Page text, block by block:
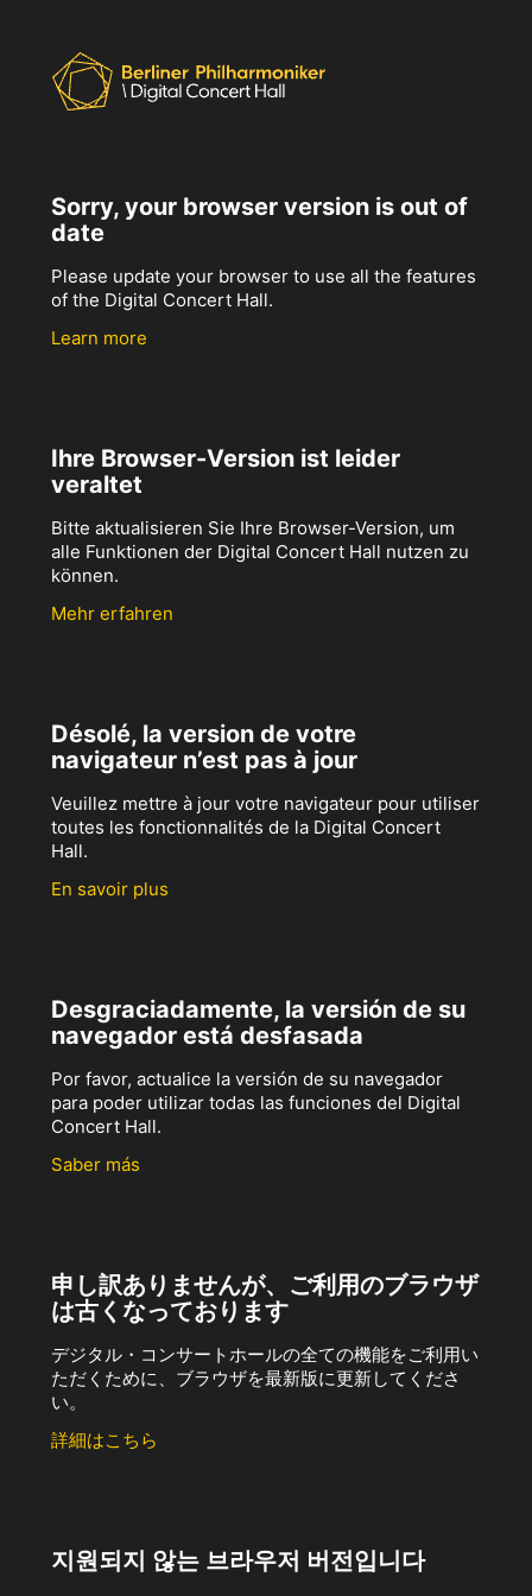
Sorry, your browser version is out of
date
Please update your browser to use all the features
of the Digital Concert Hall.
Learn more
Ihre Browser-Version ist leider
veraltet
Bitte aktualisieren Sie Ihre Browser-Version, um
alle Funktionen der Digital Concert Hall nutzen zu
können.
Mehr erfahren
Désolé, la version de votre
navigateur n’est pas à jour
Veuillez mettre à jour votre navigateur pour utiliser
toutes les fonctionnalités de la Digital Concert
Hall.
En savoir plus
Desgraciadamente, la versión de su
navegador está desfasada
Por favor, actualice la versión de su navegador
para poder utilizar todas las funciones del Digital
Concert Hall.
Saber más
申し訳ありませんが、ご利用のブラウザ
は古くなっております
デジタル・コンサートホールの全ての機能をご利用い
ただくために、ブラウザを最新版に更新してくださ
い。
詳細はこちら
지원되지 않는 브라우저 버전입니다